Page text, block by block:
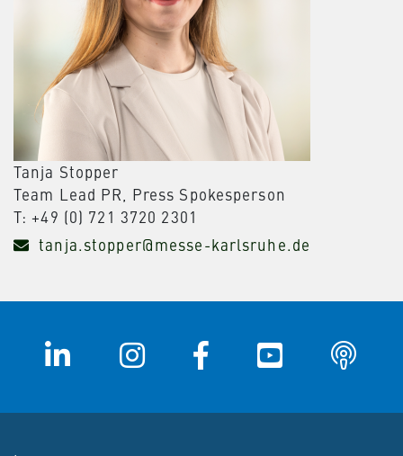
Tanja Stopper
Team Lead PR, Press Spokesperson
T: +49 (0) 721 3720 2301
tanja.stopper@messe-karlsruhe.de